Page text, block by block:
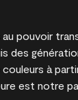
pouvoir
des
à
est notre